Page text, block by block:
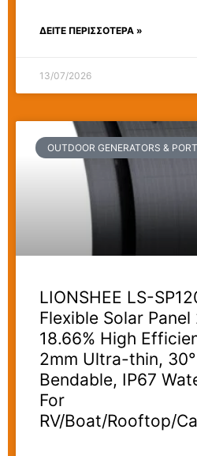
ΔΕΊΤΕ ΠΕΡΙΣΣΟΤΕΡΑ »
13/07/2026
OUTDOOR GENERATORS &
LIONSHEE LS-
Flexible Solar Panel
18.66% High
2mm Ultra-thin, 30°
Bendable, IP67
For
RV/Boat/Rooftop/